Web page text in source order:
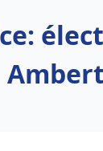
Ambert